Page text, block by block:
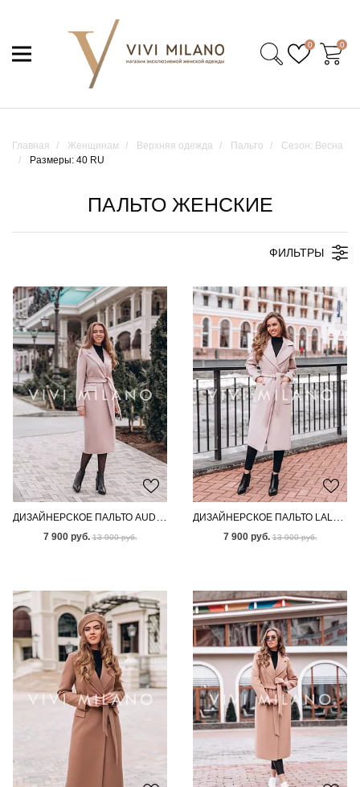
0 0
Главная Женщинам Верхняя одежда Пальто
Сезон: Весна
Размеры: 40 RU
ПАЛЬТО ЖЕНСКИЕ
ФИЛЬТРЫ
ДИЗАЙНЕРСКОЕ ПАЛЬТО AUDEN CREAM
7 900 руб. 13 900 руб.
ДИЗАЙНЕРСКОЕ ПАЛЬТО LALA SAND
7 900 руб. 13 900 руб.